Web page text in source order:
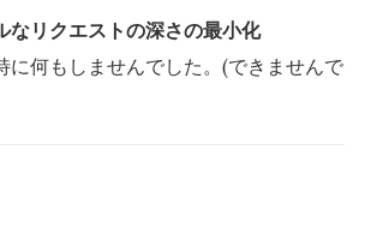
なリクエストの深さの最小化
に何もしませんでした。(できませんで